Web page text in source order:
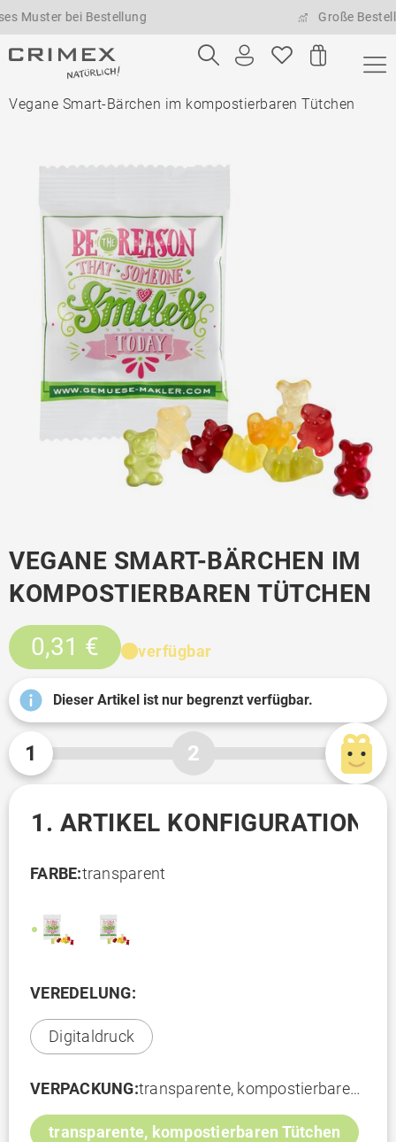
bei Bestellung Große
Vegane Smart-Bärchen im kompostierbaren Tütchen
VEGANE SMART-BÄRCHEN IM
KOMPOSTIERBAREN TÜTCHEN
0,31 €
verfügbar
Dieser Artikel ist nur begrenzt verfügbar.
1 2
1. ARTIKEL KONFIGURATION
FARBE:transparent
VEREDELUNG:
Digitaldruck
VERPACKUNG:transparente, kompostierbaren
Tütchen
transparente, kompostierbaren Tütchen